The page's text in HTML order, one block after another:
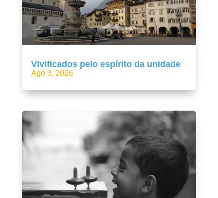
Vivificados pelo espírito da unidade
Ago 3, 2026